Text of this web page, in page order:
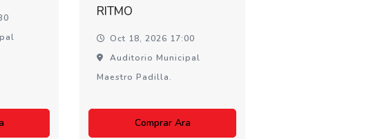
RITMO
Oct 18, 2026 17:00
Auditorio Municipal
Maestro Padilla.
Comprar Ara